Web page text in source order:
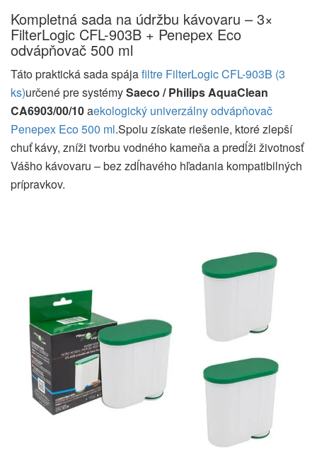
Kompletná sada na údržbu kávovaru – 3×
FilterLogic CFL-903B + Penepex Eco
odvápňovač 500 ml
Táto praktická sada spájafiltre FilterLogic CFL-903B (3
ks)určené pre systémySaeco / Philips AquaClean
CA6903/00/10aekologický univerzálny odvápňovač
Penepex Eco 500 ml.Spolu získate riešenie, ktoré zlepší
chuť kávy, zníži tvorbu vodného kameňa a predĺži životnosť
Vášho kávovaru – bez zdĺhavého hľadania kompatibilných
prípravkov.